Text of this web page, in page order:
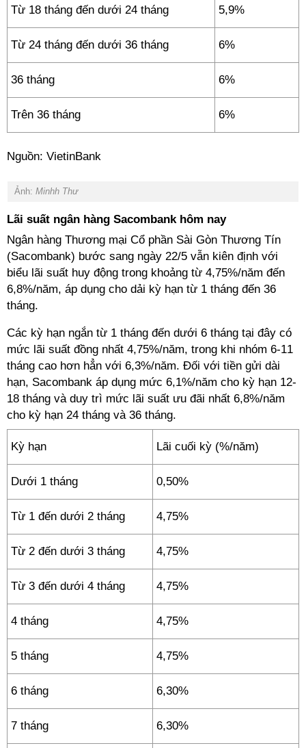
Từ 18 tháng đến dưới 24 tháng 5,9%
Từ 24 tháng đến dưới 36 tháng 6%
36 tháng 6%
Trên 36 tháng 6%
Nguồn: VietinBank
Ảnh: Minhh Thư
Lãi suất ngân hàng Sacombank hôm nay
Ngân hàng Thương mại Cổ phần Sài Gòn Thương Tín
(Sacombank) bước sang ngày 22/5 vẫn kiên định với
biểu lãi suất huy động trong khoảng từ 4,75%/năm đến
6,8%/năm, áp dụng cho dải kỳ hạn từ 1 tháng đến 36
tháng.
Các kỳ hạn ngắn từ 1 tháng đến dưới 6 tháng tại đây có
mức lãi suất đồng nhất 4,75%/năm, trong khi nhóm 6-11
tháng cao hơn hẳn với 6,3%/năm. Đối với tiền gửi dài
hạn, Sacombank áp dụng mức 6,1%/năm cho kỳ hạn 12-
18 tháng và duy trì mức lãi suất ưu đãi nhất 6,8%/năm
cho kỳ hạn 24 tháng và 36 tháng.
Kỳ hạn Lãi cuối kỳ (%/năm)
Dưới 1 tháng 0,50%
Từ 1 đến dưới 2 tháng 4,75%
Từ 2 đến dưới 3 tháng 4,75%
Từ 3 đến dưới 4 tháng 4,75%
4 tháng 4,75%
5 tháng 4,75%
6 tháng 6,30%
7 tháng 6,30%